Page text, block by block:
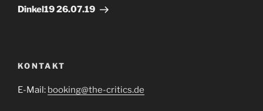
Beitrag
Dinkel19 26.07.19
KONTAKT
E-Mail: booking@the-critics.de